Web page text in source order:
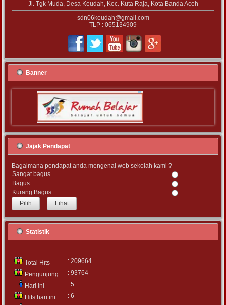
Jl. Tgk Muda, Desa Keudah, Kec. Kuta Raja, Kota Banda Aceh
sdn06keudah@gmail.com
TLP : 065134909
Banner
Jajak Pendapat
Bagaimana pendapat anda mengenai web sekolah kami ?
Sangat bagus
Bagus
Kurang Bagus
Lihat
Statistik
Total Hits
: 209664
Pengunjung
: 93764
Hari ini
: 5
Hits hari ini
: 6